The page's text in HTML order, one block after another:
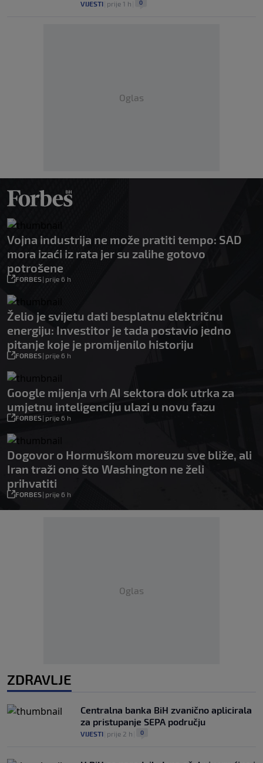
VIJESTI prije 1 h 0
Oglas
Vojna industrija ne može pratiti tempo: SAD
mora izaći iz rata jer su zalihe gotovo
potrošene
FORBES| prije 6 h
Želio je svijetu dati besplatnu električnu
energiju: Investitor je tada postavio jedno
pitanje koje je promijenilo historiju
FORBES| prije 6 h
Google mijenja vrh AI sektora dok utrka za
umjetnu inteligenciju ulazi u novu fazu
FORBES| prije 6 h
Dogovor o Hormuškom moreuzu sve bliže, ali
Iran traži ono što Washington ne želi
prihvatiti
FORBES| prije 6 h
Oglas
ZDRAVLJE
Centralna banka BiH zvanično aplicirala
za pristupanje SEPA području
VIJESTI prije 2 h 0